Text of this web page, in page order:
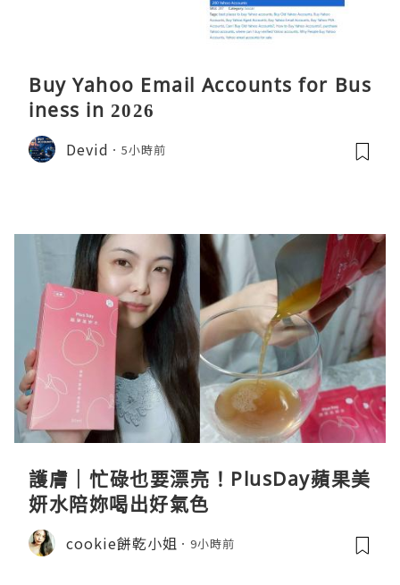
Buy Yahoo Email Accounts for Bus
iness in 2026
Devid 5小時前
護膚｜忙碌也要漂亮！PlusDay蘋果美
妍水陪妳喝出好氣色
cookie餅乾小姐 9小時前